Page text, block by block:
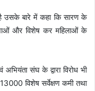
उसके बारे में कहा कि सारण के
और विशेष कर महिलाओं के
अभियंता संघ के द्वारा विरोध भी
विशेष सर्वेक्षण कमी तथा